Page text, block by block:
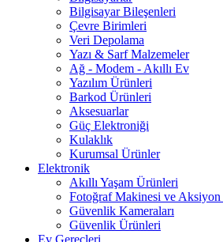
Bilgisayar Bileşenleri
Çevre Birimleri
Veri Depolama
Yazı & Sarf Malzemeler
Ağ - Modem - Akıllı Ev
Yazılım Ürünleri
Barkod Ürünleri
Aksesuarlar
Güç Elektroniği
Kulaklık
Kurumsal Ürünler
Elektronik
Akıllı Yaşam Ürünleri
Fotoğraf Makinesi ve Aksiyon
Güvenlik Kameraları
Güvenlik Ürünleri
Ev Gereçleri